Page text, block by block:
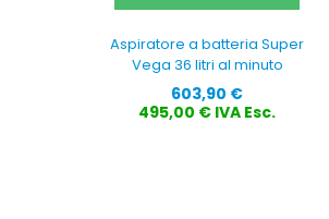
Aspiratore a batteria Super
Vega 36 litri al minuto
Prezzo
603,90 €
495,00 € IVA Esc.